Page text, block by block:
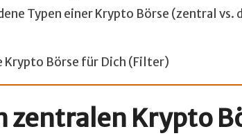
Typen einer Krypto Börse (zentral vs.
Krypto Börse für Dich (Filter)
zentralen Krypto